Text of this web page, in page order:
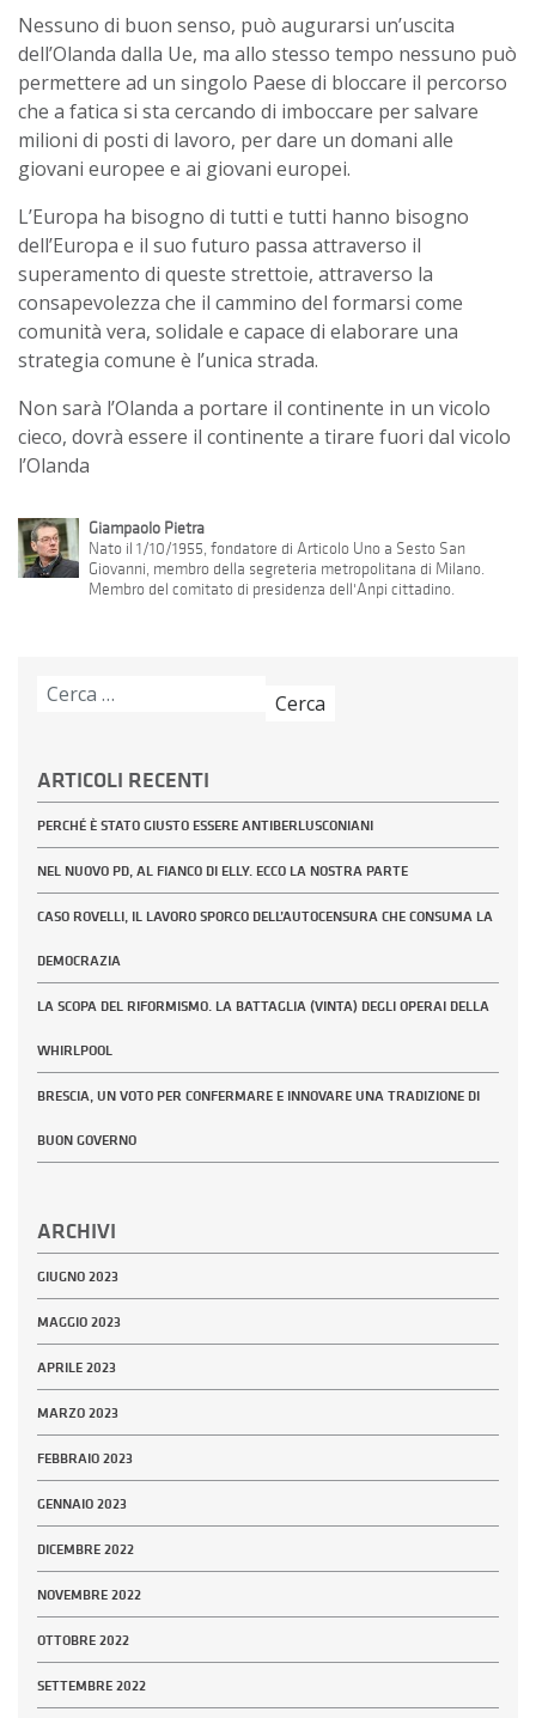
Nessuno di buon senso, può augurarsi un’uscita
dell’Olanda dalla Ue, ma allo stesso tempo nessuno può
permettere ad un singolo Paese di bloccare il percorso
che a fatica si sta cercando di imboccare per salvare
milioni di posti di lavoro, per dare un domani alle
giovani europee e ai giovani europei.
L’Europa ha bisogno di tutti e tutti hanno bisogno
dell’Europa e il suo futuro passa attraverso il
superamento di queste strettoie, attraverso la
consapevolezza che il cammino del formarsi come
comunità vera, solidale e capace di elaborare una
strategia comune è l’unica strada.
Non sarà l’Olanda a portare il continente in un vicolo
cieco, dovrà essere il continente a tirare fuori dal vicolo
l’Olanda
Giampaolo Pietra
Nato il 1/10/1955, fondatore di Articolo Uno a Sesto San
Giovanni, membro della segreteria metropolitana di Milano.
Membro del comitato di presidenza dell'Anpi cittadino.
Ricerca
ARTICOLI RECENTI
PERCHÉ È STATO GIUSTO ESSERE ANTIBERLUSCONIANI
NEL NUOVO PD, AL FIANCO DI ELLY. ECCO LA NOSTRA PARTE
CASO ROVELLI, IL LAVORO SPORCO DELL’AUTOCENSURA CHE CONSUMA LA
DEMOCRAZIA
LA SCOPA DEL RIFORMISMO. LA BATTAGLIA (VINTA) DEGLI OPERAI DELLA
WHIRLPOOL
BRESCIA, UN VOTO PER CONFERMARE E INNOVARE UNA TRADIZIONE DI
BUON GOVERNO
ARCHIVI
GIUGNO 2023
MAGGIO 2023
APRILE 2023
MARZO 2023
FEBBRAIO 2023
GENNAIO 2023
DICEMBRE 2022
NOVEMBRE 2022
OTTOBRE 2022
SETTEMBRE 2022